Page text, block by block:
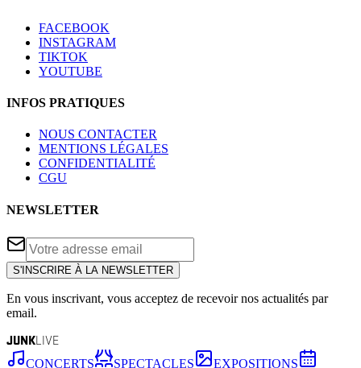
FACEBOOK
INSTAGRAM
TIKTOK
YOUTUBE
INFOS PRATIQUES
NOUS CONTACTER
MENTIONS LÉGALES
CONFIDENTIALITÉ
CGU
NEWSLETTER
S'INSCRIRE À LA NEWSLETTER
En vous inscrivant, vous acceptez de recevoir nos actualités par
email.
JUNKLIVE
CONCERTS SPECTACLES
EXPOSITIONS